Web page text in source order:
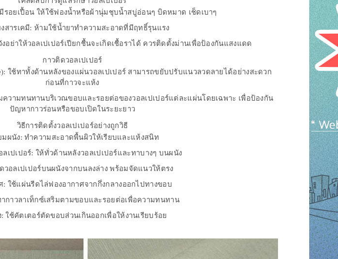
รอยเปื้อน ให้ใช้ฟองน้ำหรือผ้านุ่มชุบน้ำสบู่อ่อนๆ บิดหมาด เช็ดเบาๆ
งสารเคมี: ห้ามใช้น้ำยาทำความสะอาดที่มีฤทธิ์รุนแรง
ย่าให้วอลเปเปอร์เปียกชื้นจะเกิดเชื้อราได้ ควรติดตั้งม่านเพื่อป้องกันแสงแดด
กาวติดวอลเปเปอร์
ใช้ทาทั้งด้านหลังของแผ่นวอลเปเปอร์ สามารถขยับปรับแนวลวดลายได้อย่างสะดวก
ก่อนที่กาวจะแห้ง
มความทนทานบริเวณขอบและรอยต่อของวอลเปเปอร์แต่ละแผ่นโดยเฉพาะ เพื่อป้องกัน
ปัญหากาวร่อนหรือขอบเปิดในระยะยาว
วิธีการติดตั้งวอลเปเปอร์อย่างถูกวิธี
มผนัง: ทำความสะอาดพื้นผิวให้เรียบและแห้งสนิท
เปเปอร์: ให้ทั่วด้านหลังวอลเปเปอร์และทาบางๆ บนผนัง
วอลเปเปอร์บนผนังจากบนลงล่าง พร้อมจัดแนวให้ตรง
: ใช้แผ่นรีดไล่ฟองอากาศจากกึ่งกลางออกไปทางขอบ
กาวลาเท็กซ์เสริมตามขอบและรอยต่อเพื่อความทนทาน
ใช้คัตเตอร์ตัดขอบส่วนเกินออกเพื่อให้งานเรียบร้อย